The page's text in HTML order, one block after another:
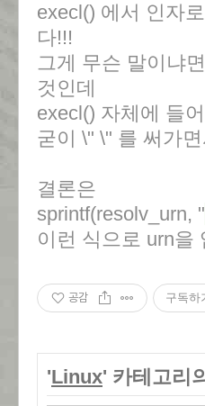
execl() 에서 인자
다!!!
그게 무슨 말이냐
것인데
execl() 자체에 들
굳이 \" \" 를 써가
결론은
sprintf(resolv_urn, "
이런 식으로 urn을
공감 구독하
'Linux' 카테고리